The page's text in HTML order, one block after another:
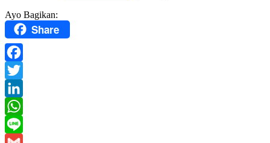
Ayo Bagikan:
Share
Facebook
Twitter
LinkedIn
WhatsApp